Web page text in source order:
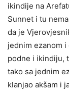
ikindije na
Sunnet i tu
da je
jednim ezanom
podne i ikindiju,
tako sa jednim
klanjao akšam i